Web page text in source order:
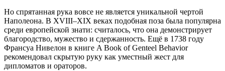
Но спрятанная рука вовсе не является уникальной чертой
Наполеона. В XVIII–XIX веках подобная поза была популярна
среди европейской знати: считалось, что она демонстрирует
благородство, мужество и сдержанность. Ещё в 1738 году
Франсуа Нивелон в книге A Book of Genteel Behavior
рекомендовал скрытую руку как уместный жест для
дипломатов и ораторов.